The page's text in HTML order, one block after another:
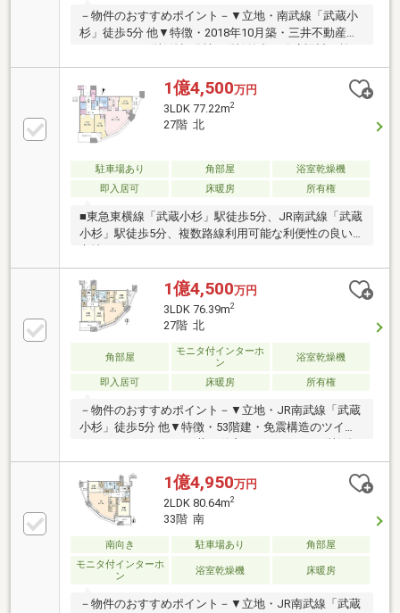
－物件のおすすめポイント－▼立地・南武線「武蔵小
杉」徒歩5分 他▼特徴・2018年10月築・三井不動産レ
工・免震構造採用・作業効率の良いL字型の対面式キ
ッチン・WIC・SIC等の収納有・LD含む2室に面する南
向きバルコニー・ペットと暮らせます(細則有)・各階
で24時間ゴミ出し可・タワーズイーストと合わせて28
の共用施設を利用可(一部有償)▼設備・床暖房(LD)・
い探しをお手伝いします ━━━━━・・・物件の詳
細・ご相談はお気軽にお問い合わせください。
1億4,500万円
3LDK 77.22m2
27階 北
駐車場あり 角部屋
浴室乾燥機
即入居可
床暖房 所有権
■東急東横線「武蔵小杉」駅徒歩5分、JR南武線「武蔵
小杉」駅徒歩5分、複数路線利用可能な利便性の良い
ーム等の共用施設がご利用いただけます。■27階部分
北西向き角部屋、前面に遮るものがなく、開放的な眺
望■シューズインクローゼットやウォークインクロー
ゼット・納戸・トランクルームなど収納スペースも充
実■廊下スペースの面積が少なく、無駄のない設計■ペ
ット飼育可（細則あり）
1億4,500万円
3LDK 76.39m2
27階 北
角部屋
モニタ付インターホ
ン
浴室乾燥機
即入居可 床暖房 所有権
－物件のおすすめポイント－▼立地・JR南武線「武蔵
小杉」徒歩5分 他▼特徴・53階建・免震構造のツイン
旧分譲・LDKは約16.2帖・お部屋からは東京タワーや
富士山等が望めます(天候等による)・WICやSIC、パン
トリー有・浴室は1620サイズ、ミストサウナ機能付浴
室乾燥機付・即引渡し可能(残金精算後)▼周辺環境・
ローソン武蔵小杉店 徒歩2分(約120m)・ららテラス武
蔵小杉 徒歩7分(約550m)■ ご希望の住まい探しをお手
伝いします ━━━━━・・・物件の詳細・ご相談はお
気軽にお問い合わせください。
1億4,950万円
2LDK 80.64m2
33階 南
南向き 駐車場あり
角部屋
モニタ付インターホ
ン
浴室乾燥機 床暖房
－物件のおすすめポイント－▼立地・JR南武線「武蔵